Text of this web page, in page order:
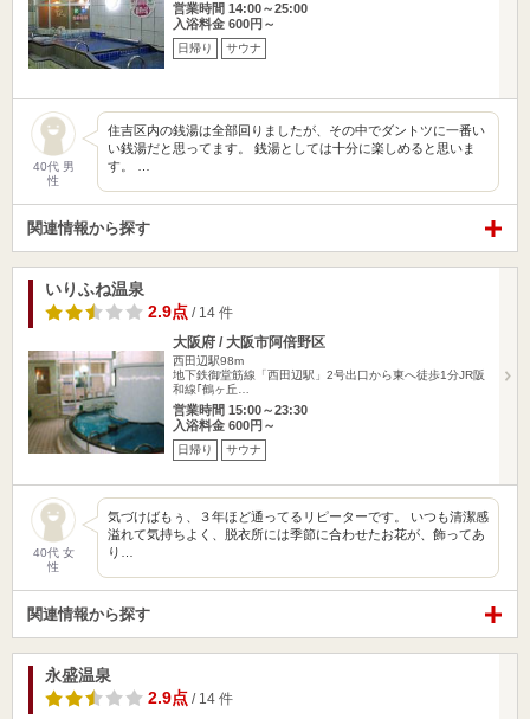
営業時間 14:00～25:00
入浴料金 600円～
日帰り サウナ
40代 男
性
住吉区内の銭湯は全部回りましたが、その中でダントツに一番い
い銭湯だと思ってます。 銭湯としては十分に楽しめると思いま
す。 …
関連情報から探す
いりふね温泉
2.9点 / 14 件
大阪府 / 大阪市阿倍野区
西田辺駅98m
地下鉄御堂筋線「西田辺駅」2号出口から東へ徒歩1分JR阪
和線｢鶴ヶ丘…
営業時間 15:00～23:30
入浴料金 600円～
日帰り サウナ
40代 女
性
気づけばもぅ、３年ほど通ってるリピーターです。 いつも清潔感
溢れて気持ちよく、脱衣所には季節に合わせたお花が、飾ってあ
り…
関連情報から探す
永盛温泉
2.9点 / 14 件